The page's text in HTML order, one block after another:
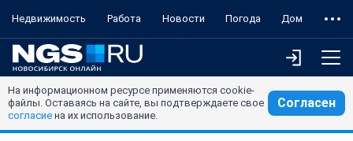
Недвижимость Работа Новости Погода Дом
На информационном ресурсе применяются cookie-
файлы. Оставаясь на сайте, вы подтверждаете свое
согласие на их использование.
Согласен